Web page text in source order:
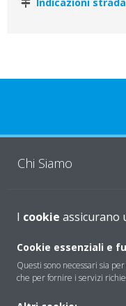
Indicazioni
Chi Siamo
Soluzioni
Contattaci
I cookie assicurano
Cookie essenziali e
Questi sono necessari sia
che per fornire i servizi